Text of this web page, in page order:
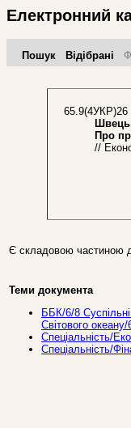
Електронний
Пошук Відібрані
65.9(4УКР)26
Про
//
Є складовою частиною
Теми документа
ББК/6/8 Суспільні
Світового
Спеціальність/
Спеціальність/